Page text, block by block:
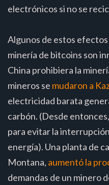
electrónicos si no se
Algunos de estos
minería de bitcoins son
China prohibiera la
mineros se mudaron a
electricidad barata
carbón. (Desde
para evitar la
energía). Una planta de
Montana, aumentó la
demandas de un minero